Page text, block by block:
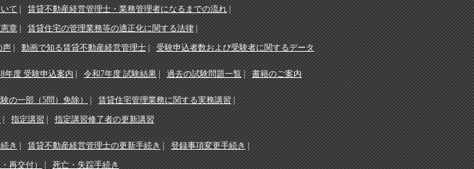
て
賃貸不動産経営管理士・業務管理者になるまでの流れ
章
賃貸住宅の管理業務等の適正化に関する法律
声
動画で知る賃貸不動産経営管理士 受験申込者数および受験者に関するデータ
年度 受験申込案内 令和7年度 試験結果 過去の試験問題一覧 書籍のご案内
の一部（5問）免除）
賃貸住宅管理業務に関する実務講習
指定講習 指定講習修了者の更新講習
き 賃貸不動産経営管理士の更新手続き
登録事項変更手続き
再交付）
死亡・失踪手続き